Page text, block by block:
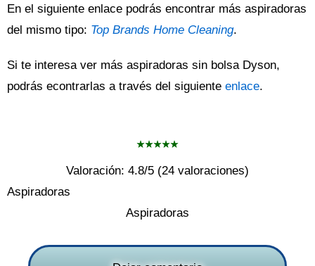
En el siguiente enlace podrás encontrar más aspiradoras
del mismo tipo: Top Brands Home Cleaning.
Si te interesa ver más aspiradoras sin bolsa Dyson,
podrás econtrarlas a través del siguiente enlace.
Valoración: 4.8/5 (24 valoraciones)
Aspiradoras
Aspiradoras